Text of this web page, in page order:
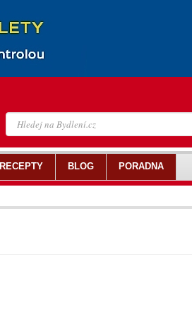
RECEPTY BLOG PORADNA